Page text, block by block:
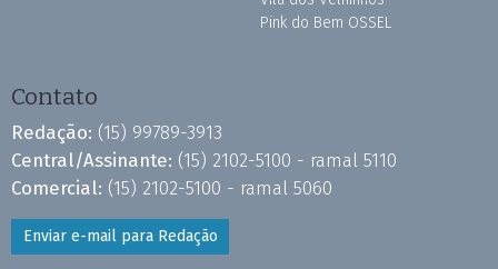
Pink do Bem OSSEL
Contato
Redação: (15) 99789-3913
Central/Assinante: (15) 2102-5100 - ramal 5110
Comercial: (15) 2102-5100 - ramal 5060
Enviar e-mail para Redação